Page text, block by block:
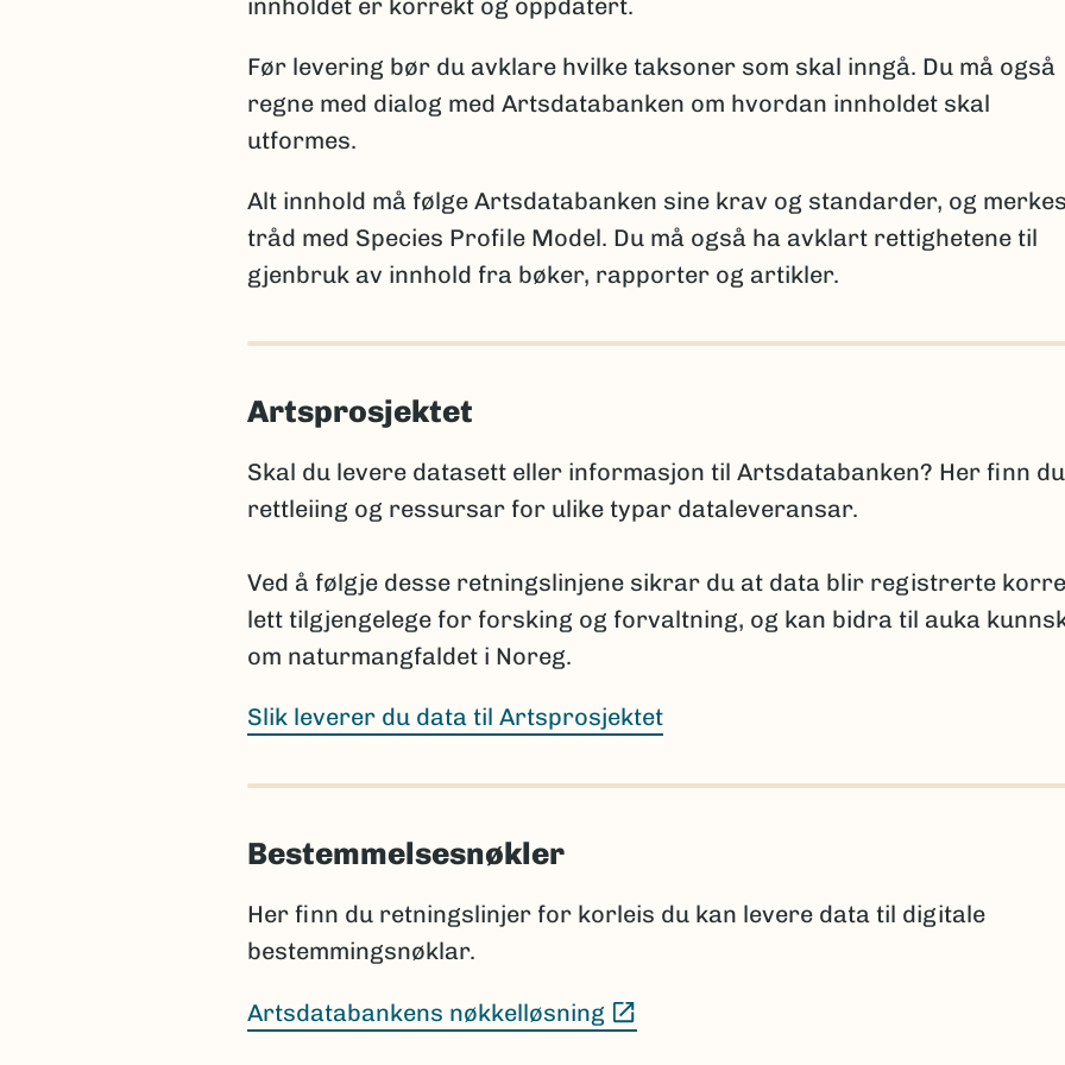
Merk:Kun én av disse opplysningene per takson skal brukes for å sikre entydig
statistikk. Et kommentarfelt kan brukes ved behov for ytterligere forklaringer.
Rapportering av arter nye for vitenskapen
litteraturreferanse der arten først ble beskrevet. Det er viktig å følge
International Code of Nomenclature for Algae, Fungi and Plants
International Code of Zoological Nomenclature
(Ekstern lenke)
Hvis navnet ennå ikke er publisert, oppgis arten med slektsnavn + “sp. nov.”. Det
publiseres i henhold til regelverket.
Prosjektet har ansvar for å informere Artsdatabanken når nye vitenskapelige
publiseres, selv om dette skjer lenge etter prosjektets slutt.
Sammenligning mot Artsdatabankens navneregister
Nortaxa gjennom listesøket.
Dette hjelper med å:
identifisere ny informasjon som bør vurderes for innlegging i
sikre at artsnavnene er konsistente med registrert informasjon.
innholdet er korrekt og oppdatert.
Før levering bør du avklare hvilke taksoner som skal inngå. Du må også
regne med dialog med Artsdatabanken om hvordan innholdet skal
utformes.
Alt innhold må følge Artsdatabanken sine krav og standarder, og
tråd med Species Profile Model. Du må også ha avklart rettighetene til
gjenbruk av innhold fra bøker, rapporter og artikler.
Artsprosjektet
Skal du levere datasett eller informasjon til Artsdatabanken? Her finn du
rettleiing og ressursar for ulike typar dataleveransar.
Ved å følgje desse retningslinjene sikrar du at data blir registrerte
lett tilgjengelege for forsking og forvaltning, og kan bidra til auka
om naturmangfaldet i Noreg.
Slik leverer du data til Artsprosjektet
Bestemmelsesnøkler
Her finn du retningslinjer for korleis du kan levere data til digitale
bestemmingsnøklar.
Artsdatabankens nøkkelløsning